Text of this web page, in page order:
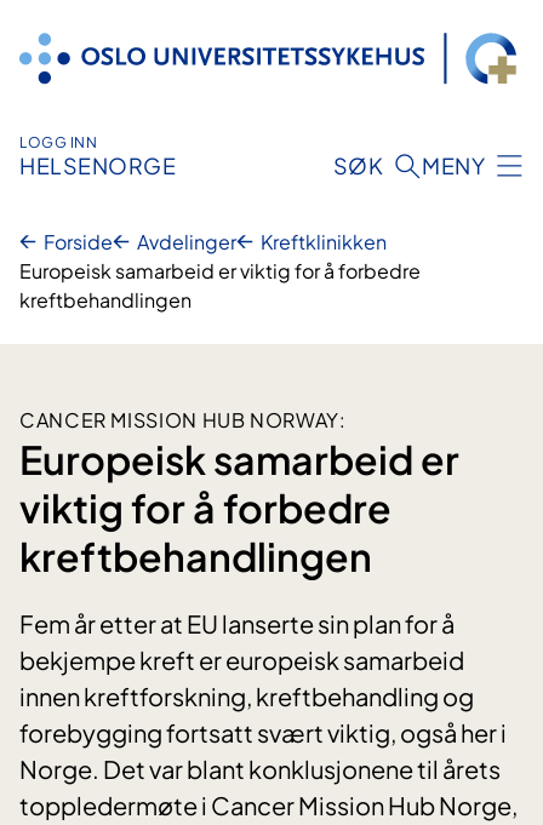
innhold
LOGG INN
HELSENORGE SØK MENY
Forside Avdelinger
Kreftklinikken
Europeisk samarbeid er viktig for å forbedre
kreftbehandlingen
CANCER MISSION HUB NORWAY:
Europeisk samarbeid er
viktig for å forbedre
kreftbehandlingen
Fem år etter at EU lanserte sin plan for å
bekjempe kreft er europeisk samarbeid
innen kreftforskning, kreftbehandling og
forebygging fortsatt svært viktig, også her i
Norge. Det var blant konklusjonene til årets
toppledermøte i Cancer Mission Hub Norge,